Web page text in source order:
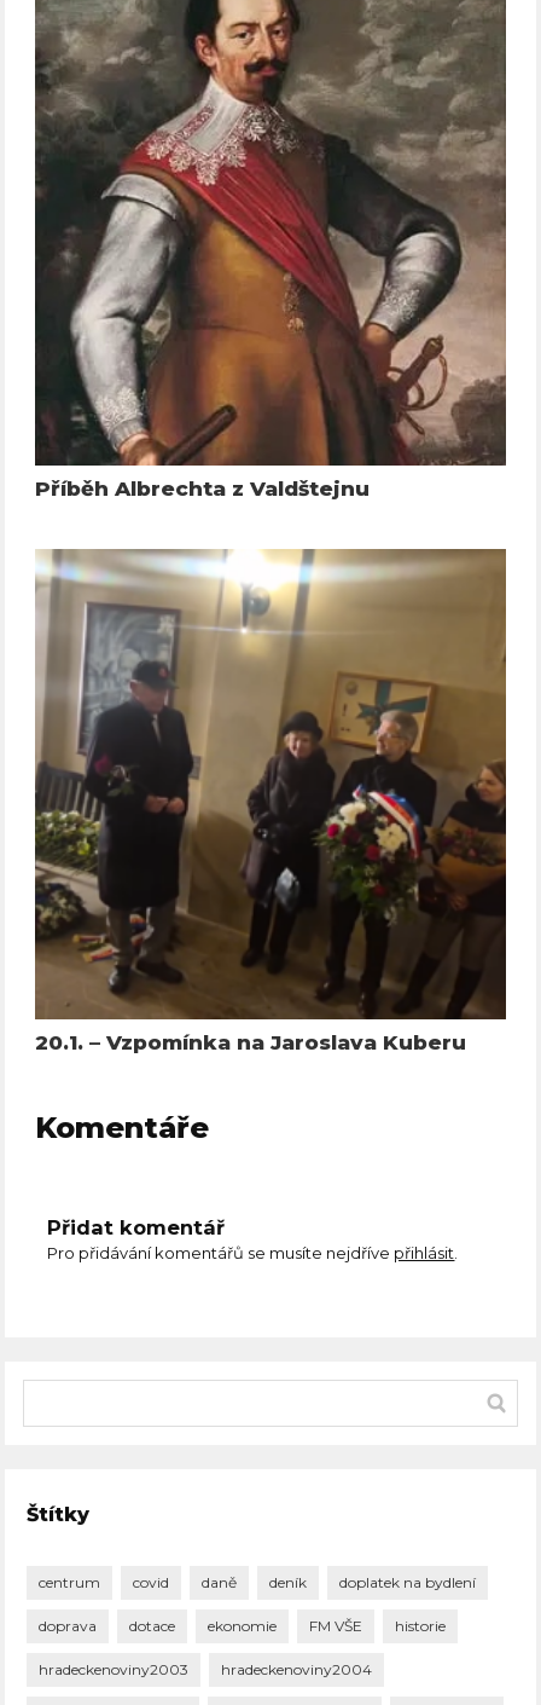
Příběh Albrechta z Valdštejnu
20.1. – Vzpomínka na Jaroslava Kuberu
Komentáře
Přidat komentář
Pro přidávání komentářů se musíte nejdříve přihlásit
Štítky
centrum covid daně deník doplatek na bydlení
doprava dotace ekonomie FM VŠE historie
hradeckenoviny2003 hradeckenoviny2004